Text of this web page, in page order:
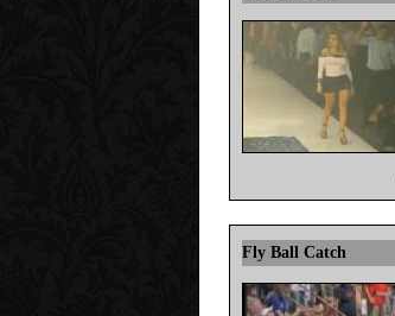
Fly Ball Catch